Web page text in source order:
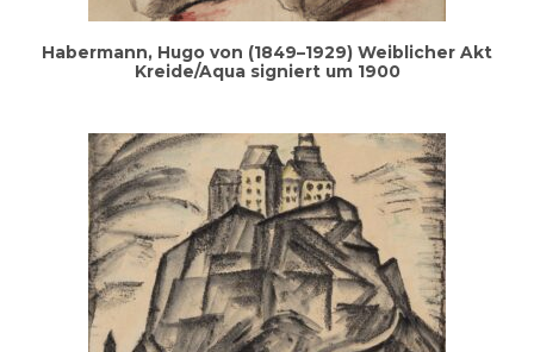
Haber­mann, Hugo von (1849–1929) Weib­li­cher Akt
Kreide/Aqua signiert um 1900